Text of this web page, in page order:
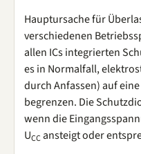
Hauptursache für
verschiedenen
allen ICs integrierten
es in Normalfall,
durch Anfassen) auf
begrenzen. Die
wenn die
UCCansteigt oder